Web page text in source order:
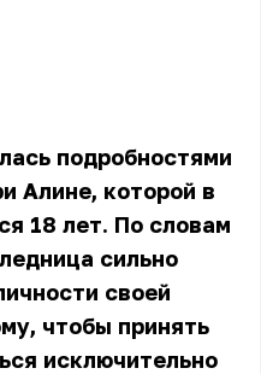
подробностями
Алине, которой в
18 лет. По словам
сильно
своей
чтобы принять
исключительно